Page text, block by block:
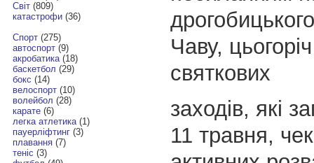
Світ(809)
катастрофи(36)
Спорт(275)
автоспорт(9)
акробатика(18)
баскетбол (29)
бокс (14)
велоспорт(10)
волейбол (28)
карате(6)
легка атлетика(1)
пауерліфтинг(3)
плавання(7)
теніс (3)
Чаву,
святкових
заходів, які
11 травня,